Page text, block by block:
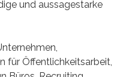
und aussagestarke
für Öffentlichkeitsarbeit,